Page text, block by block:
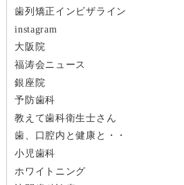
ー
シ
ョ
ン
歯列矯正インビザライン
instagram
大阪院
福涛会ニュース
銀座院
予防歯科
教えて歯科衛生士さん
歯、口腔内と健康と・・
小児歯科
ホワイトニング